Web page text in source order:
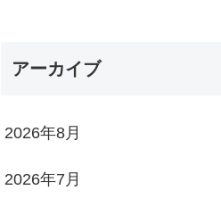
アーカイブ
2026年8月
2026年7月